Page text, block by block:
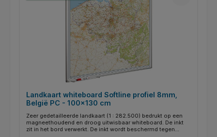
Landkaart whiteboard Softline profiel 8mm,
België PC - 100x130 cm
Zeer gedetailleerde landkaart (1 : 282.500) bedrukt op een
magneethoudend en droog uitwisbaar whiteboard. De inkt
zit in het bord verwerkt. De inkt wordt beschermd tegen